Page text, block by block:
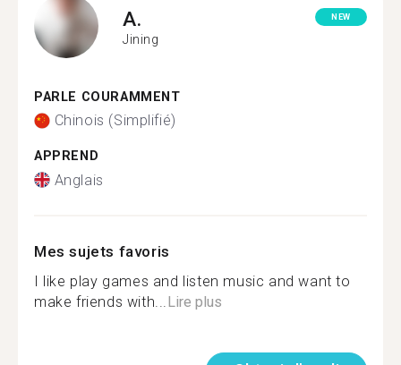
A.
Jining
NEW
PARLE COURAMMENT
Chinois (Simplifié)
APPREND
Anglais
Mes sujets favoris
I like play games and listen music and want to
make friends with... Lire plus